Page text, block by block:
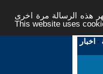
هذه الرسالة مرة اخرى -
This website uses
- اخبار